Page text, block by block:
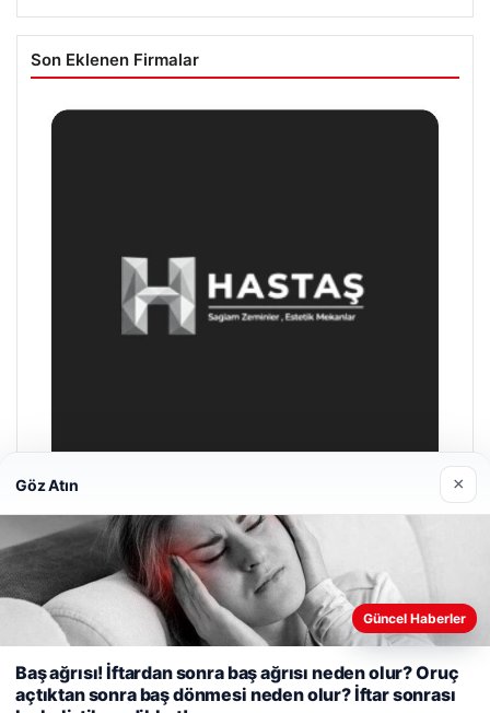
Son Eklenen Firmalar
Prenses Night Club
Nisan 29, 2026
deneyiminizi kişiselleştirmek ve geliştirmek amacıyla çerezler
kullanıyoruz.Çerez Politikamız
Göz Atın ×
Güncel Haberler
Baş ağrısı! İftardan sonra baş ağrısı neden olur? Oruç
açtıktan sonra baş dönmesi neden olur? İftar sonrası